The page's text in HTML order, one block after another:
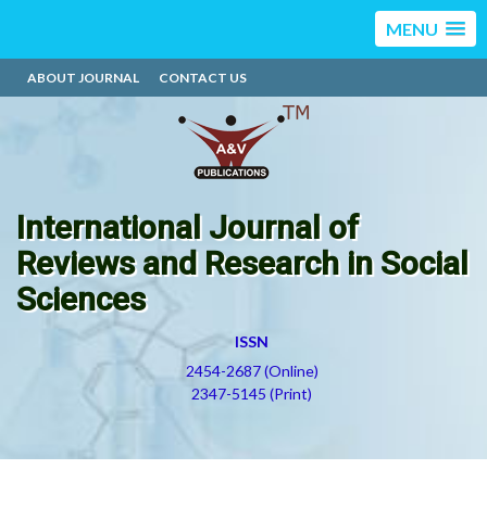
MENU
ABOUT JOURNAL CONTACT US
International Journal of
Reviews and Research in Social
Sciences
ISSN
2454-2687 (Online)
2347-5145 (Print)